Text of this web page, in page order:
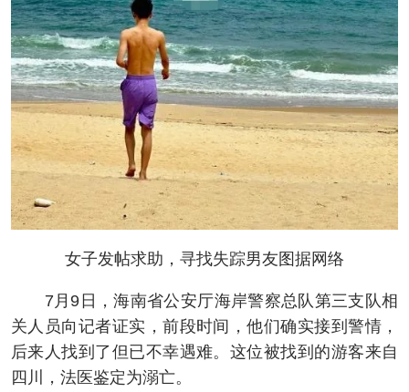
女子发帖求助，寻找失踪男友图据网络
7月9日，海南省公安厅海岸警察总队第三支队相
关人员向记者证实，前段时间，他们确实接到警情，
后来人找到了但已不幸遇难。这位被找到的游客来自
四川，法医鉴定为溺亡。